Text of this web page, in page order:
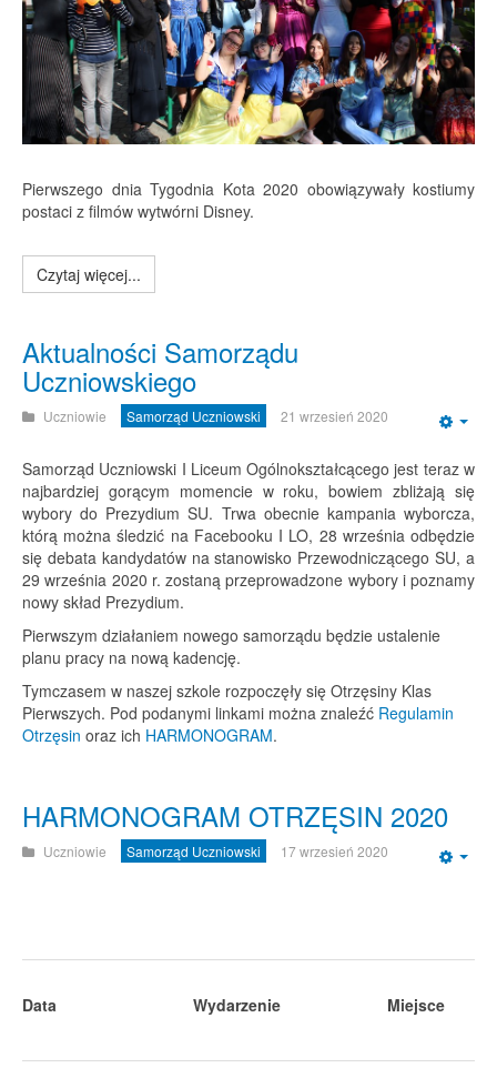
Pierwszego dnia Tygodnia Kota 2020 obowiązywały kostiumy
postaci z filmów wytwórni Disney.
Czytaj więcej...
Aktualności Samorządu
Uczniowskiego
Uczniowie Samorząd Uczniowski 21 wrzesień 2020
Samorząd Uczniowski I Liceum Ogólnokształcącego jest teraz w
najbardziej gorącym momencie w roku, bowiem zbliżają się
wybory do Prezydium SU. Trwa obecnie kampania wyborcza,
którą można śledzić na Facebooku I LO, 28 września odbędzie
się debata kandydatów na stanowisko Przewodniczącego SU, a
29 września 2020 r. zostaną przeprowadzone wybory i poznamy
nowy skład Prezydium.
Pierwszym działaniem nowego samorządu będzie ustalenie
planu pracy na nową kadencję.
Tymczasem w naszej szkole rozpoczęły się Otrzęsiny Klas
Pierwszych. Pod podanymi linkami można znaleźć Regulamin
Otrzęsin oraz ich HARMONOGRAM.
HARMONOGRAM OTRZĘSIN 2020
Uczniowie Samorząd Uczniowski 17 wrzesień 2020
Data Wydarzenie Miejsce